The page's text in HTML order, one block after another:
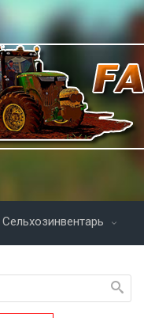
Сельхозинвентарь